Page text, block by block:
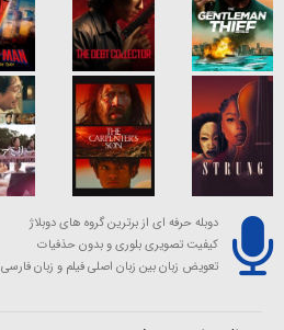
دوبله حرفه ای از برترین گروه های دوبلاژ
کیفیت تصویری بلوری و بدون حذفیات
تعویض زبان بین زبان اصلی فیلم و زبان فارسی